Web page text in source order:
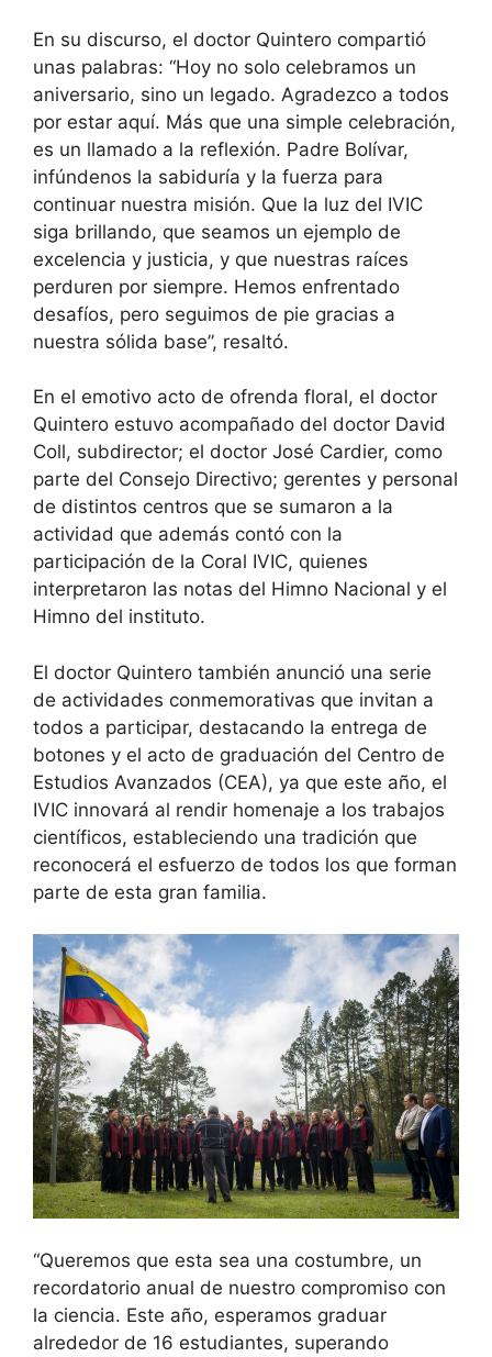
En su discurso, el doctor Quintero compartió
unas palabras: “Hoy no solo celebramos un
aniversario, sino un legado. Agradezco a todos
por estar aquí. Más que una simple celebración,
es un llamado a la reflexión. Padre Bolívar,
infúndenos la sabiduría y la fuerza para
continuar nuestra misión. Que la luz del IVIC
siga brillando, que seamos un ejemplo de
excelencia y justicia, y que nuestras raíces
perduren por siempre. Hemos enfrentado
desafíos, pero seguimos de pie gracias a
nuestra sólida base”, resaltó.
En el emotivo acto de ofrenda floral, el doctor
Quintero estuvo acompañado del doctor David
Coll, subdirector; el doctor José Cardier, como
parte del Consejo Directivo; gerentes y personal
de distintos centros que se sumaron a la
actividad que además contó con la
participación de la Coral IVIC, quienes
interpretaron las notas del Himno Nacional y el
Himno del instituto.
El doctor Quintero también anunció una serie
de actividades conmemorativas que invitan a
todos a participar, destacando la entrega de
botones y el acto de graduación del Centro de
Estudios Avanzados (CEA), ya que este año, el
IVIC innovará al rendir homenaje a los trabajos
científicos, estableciendo una tradición que
reconocerá el esfuerzo de todos los que forman
parte de esta gran familia.
“Queremos que esta sea una costumbre, un
recordatorio anual de nuestro compromiso con
la ciencia. Este año, esperamos graduar
alrededor de 16 estudiantes, superando